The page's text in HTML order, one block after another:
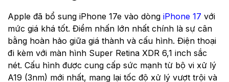
Apple đã bổ sung iPhone 17e vào dòng iPhone 17 với
mức giá khá tốt. Điểm nhấn lớn nhất chính là sự cân
bằng hoàn hảo giữa giá thành và cấu hình. Điện thoại
đi kèm với màn hình Super Retina XDR 6,1 inch sắc
nét. Cấu hình được cung cấp sức mạnh từ bộ vi xử lý
A19 (3nm) mới nhất, mang lại tốc độ xử lý vượt trội và